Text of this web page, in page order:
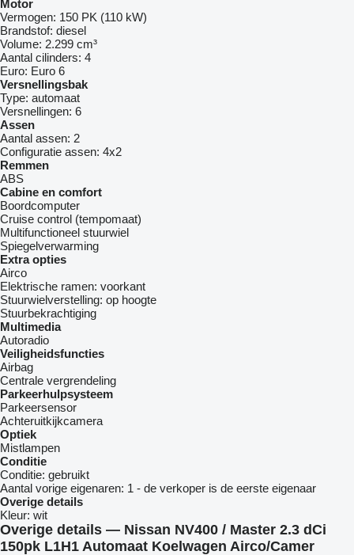
Motor
Vermogen: 150 PK (110 kW)
Brandstof: diesel
Volume: 2.299 cm³
Aantal cilinders: 4
Euro: Euro 6
Versnellingsbak
Type: automaat
Versnellingen: 6
Assen
Aantal assen: 2
Configuratie assen: 4x2
Remmen
ABS
Cabine en comfort
Boordcomputer
Cruise control (tempomaat)
Multifunctioneel stuurwiel
Spiegelverwarming
Extra opties
Airco
Elektrische ramen: voorkant
Stuurwielverstelling: op hoogte
Stuurbekrachtiging
Multimedia
Autoradio
Veiligheidsfuncties
Airbag
Centrale vergrendeling
Parkeerhulpsysteem
Parkeersensor
Achteruitkijkcamera
Optiek
Mistlampen
Conditie
Conditie: gebruikt
Aantal vorige eigenaren: 1 - de verkoper is de eerste eigenaar
Overige details
Kleur: wit
Overige details — Nissan NV400 / Master 2.3 dCi
150pk L1H1 Automaat Koelwagen Airco/Camer